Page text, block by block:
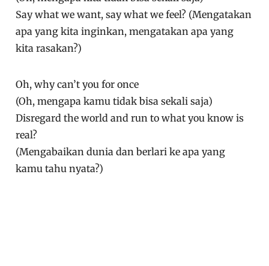
Say what we want, say what we feel? (Mengatakan
apa yang kita inginkan, mengatakan apa yang
kita rasakan?)
Oh, why can’t you for once
(Oh, mengapa kamu tidak bisa sekali saja)
Disregard the world and run to what you know is
real?
(Mengabaikan dunia dan berlari ke apa yang
kamu tahu nyata?)